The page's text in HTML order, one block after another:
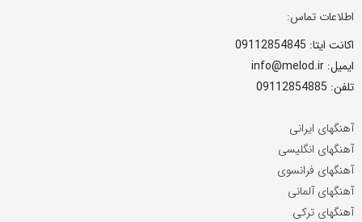
اطلاعات تماس:
اکانت ایتا: 09112854845
ایمیل: info@melod.ir
تلفن: 09112854885
آهنگهای ایرانی
آهنگهای انگلیسی
آهنگهای فرانسوی
آهنگهای آلمانی
آهنگهای ترکی